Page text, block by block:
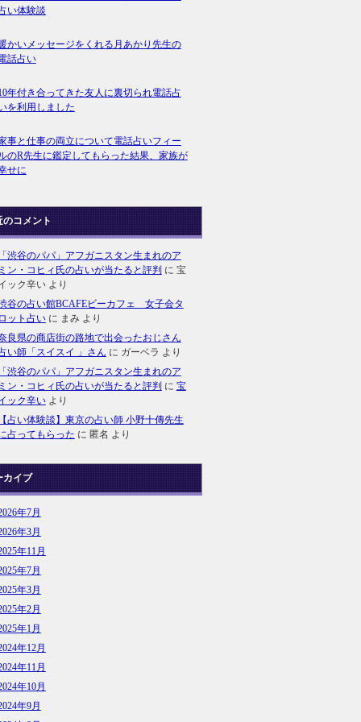
い体験談
かいメッセージをくれる月あかり先生の
話占い
年付き合ってきた友人に裏切られ電話占
を利用しました
事と仕事の両立について電話占いフィー
のR先生に鑑定してもらった結果、家族が
せに
のコメント
渋谷のパパ」アフガニスタン生まれのア
ン・コヒィ氏の占いが当たると評判 に 宝
ック辛いより
谷の占い館BCAFEビーカフェ 女子会タ
ット占いに まみより
良県の商店街の路地で出会ったおじさん
い師「スイスイ 」さん に ガーベラ より
渋谷のパパ」アフガニスタン生まれのア
ン・コヒィ氏の占いが当たると評判 に 宝
ック辛いより
占い体験談】東京の占い師 小野十傳先生
占ってもらった に 匿名 より
カイブ
年7月
年3月
年11月
年7月
年3月
年2月
年1月
年12月
年11月
年10月
年9月